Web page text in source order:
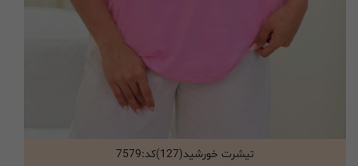
انتخاب گزینه ها
تیشرت خورشید(127)کد:7579